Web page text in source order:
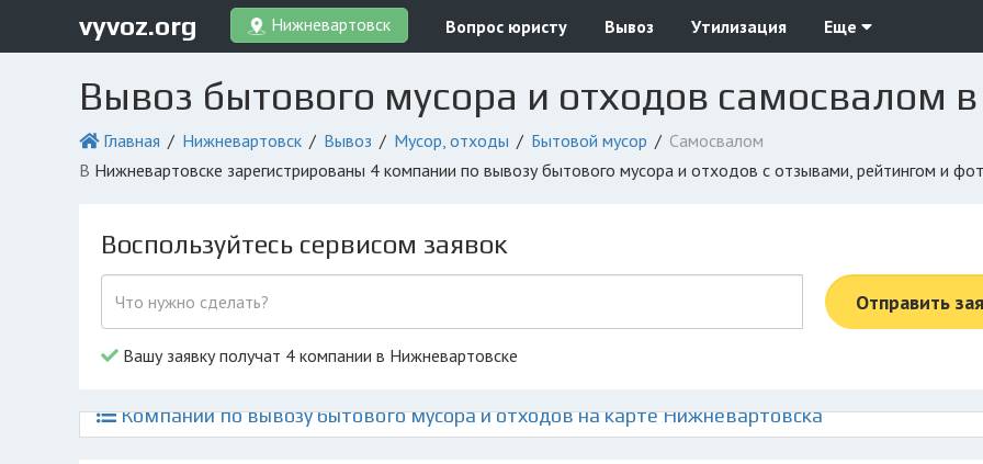
vyvoz.org Нижневартовск Вопрос юристу Вывоз Утилизация Еще
Вывоз бытового мусора и отходов самосвалом
Главная Нижневартовск Вывоз Мусор, отходы Бытовой мусор
Самосвалом
в Нижневартовске зарегистрированы 4 компании по вывозу бытового мусора и отходов с отзывами, рейтингом и
Воспользуйтесь сервисом заявок
Отправить
Вашу заявку получат 4 компании в Нижневартовске
Компании по вывозу бытового мусора и отходов на карте Нижневартовска